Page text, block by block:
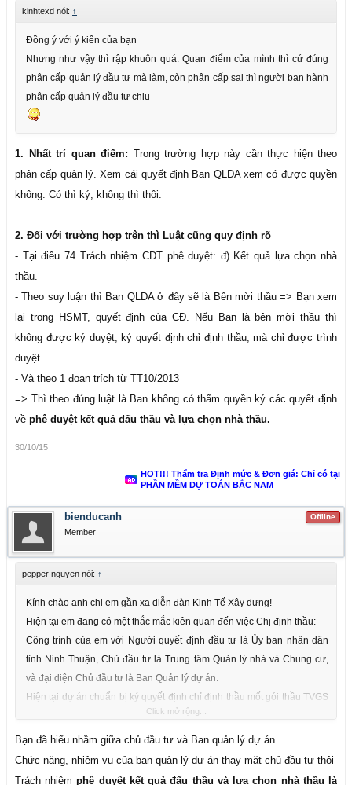
kinhtexd nói: ↑
Đồng ý với ý kiến của bạn
Nhưng như vậy thì rập khuôn quá. Quan điểm của mình thì cứ đúng
phân cấp quản lý đầu tư mà làm, còn phân cấp sai thì người ban hành
phân cấp quản lý đầu tư chịu
1. Nhất trí quan điểm: Trong trường hợp này cần thực hiện theo
phân cấp quản lý. Xem cái quyết định Ban QLDA xem có được quyền
không. Có thì ký, không thì thôi.
2. Đối với trường hợp trên thì Luật cũng quy định rõ
- Tại điều 74 Trách nhiệm CĐT phê duyệt: đ) Kết quả lựa chọn nhà
thầu.
- Theo suy luận thì Ban QLDA ở đây sẽ là Bên mời thầu => Bạn xem
lại trong HSMT, quyết định của CĐ. Nếu Ban là bên mời thầu thì
không được ký duyệt, ký quyết định chỉ định thầu, mà chỉ được trình
duyệt.
- Và theo 1 đoạn trích từ TT10/2013
=> Thì theo đúng luật là Ban không có thẩm quyền ký các quyết định
về phê duyệt kết quả đấu thầu và lựa chọn nhà thầu.
30/10/15
HOT!!! Thẩm tra Định mức & Đơn giá: Chỉ có tại
PHẦN MỀM DỰ TOÁN BẮC NAM
Offline
bienducanh
Member
pepper nguyen nói: ↑
Kính chào anh chị em gần xa diễn đàn Kinh Tế Xây dựng!
Hiện tại em đang có một thắc mắc kiên quan đến việc Chị định thầu:
Công trình của em với Người quyết định đầu tư là Ủy ban nhân dân
tỉnh Ninh Thuận, Chủ đầu tư là Trung tâm Quản lý nhà và Chung cư,
và đại diện Chủ đầu tư là Ban Quản lý dự án.
Hiện tại dự án chuẩn bị ký quyết định chỉ định thầu mốt gói thầu TVGS
(đã nằm trong kế hoạch đấu thầu được UBND phê duyệt).
Theo như Khoản 2, Điều 2, Chương I, TT10/2013/TT-BXD có viết:
Người đại diện theo pháp luật của chủ đầu tư có thể ủy quyền cho ban
Click mở rộng...
Bạn đã hiểu nhầm giữa chủ đầu tư và Ban quản lý dự án
Chức năng, nhiệm vụ của ban quản lý dự án thay mặt chủ đầu tư thôi
Trách nhiệmphê duyệt kết quả đấu thầu và lựa chọn nhà thầu là